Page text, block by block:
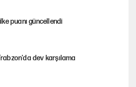
puanı güncellendi
dev karşılama